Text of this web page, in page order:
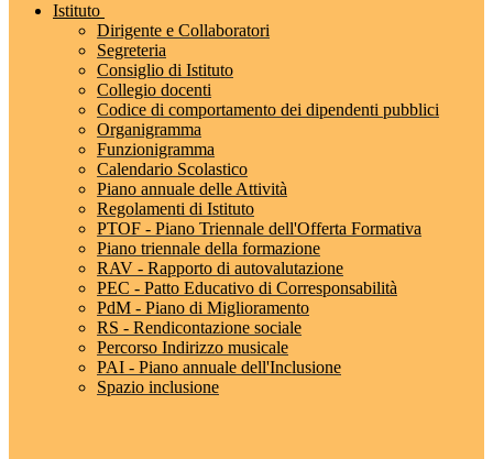
Istituto
Dirigente e Collaboratori
Segreteria
Consiglio di Istituto
Collegio docenti
Codice di comportamento dei dipendenti pubblici
Organigramma
Funzionigramma
Calendario Scolastico
Piano annuale delle Attività
Regolamenti di Istituto
PTOF - Piano Triennale dell'Offerta Formativa
Piano triennale della formazione
RAV - Rapporto di autovalutazione
PEC - Patto Educativo di Corresponsabilità
PdM - Piano di Miglioramento
RS - Rendicontazione sociale
Percorso Indirizzo musicale
PAI - Piano annuale dell'Inclusione
Spazio inclusione